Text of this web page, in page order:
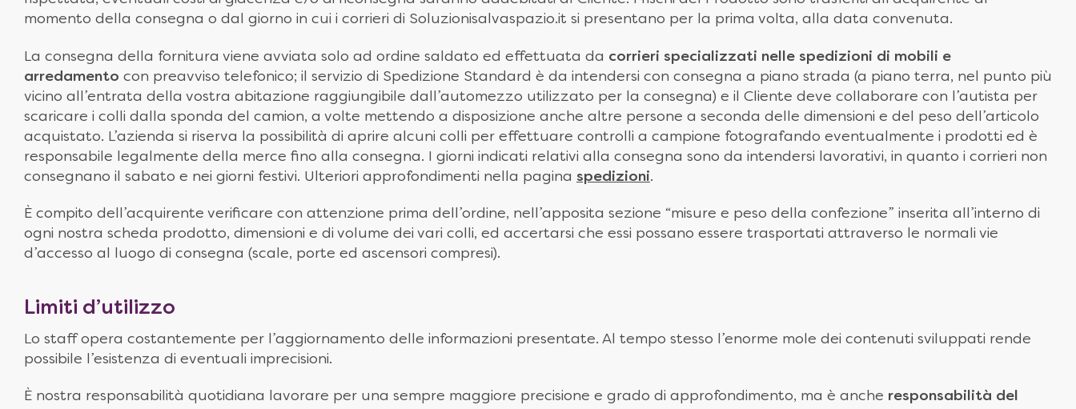
momento della consegna o dal giorno in cui i corrieri di Soluzionisalvaspazio.it si presentano per la prima volta, alla data convenuta.
La consegna della fornitura viene avviata solo ad ordine saldato ed effettuata da corrieri specializzati nelle spedizioni di mobili e
arredamento con preavviso telefonico; il servizio di Spedizione Standard è da intendersi con consegna a piano strada (a piano terra, nel punto più
vicino all’entrata della vostra abitazione raggiungibile dall’automezzo utilizzato per la consegna) e il Cliente deve collaborare con l’autista per
scaricare i colli dalla sponda del camion, a volte mettendo a disposizione anche altre persone a seconda delle dimensioni e del peso dell’articolo
acquistato. L’azienda si riserva la possibilità di aprire alcuni colli per effettuare controlli a campione fotografando eventualmente i prodotti ed è
responsabile legalmente della merce fino alla consegna. I giorni indicati relativi alla consegna sono da intendersi lavorativi, in quanto i corrieri non
consegnano il sabato e nei giorni festivi. Ulteriori approfondimenti nella pagina spedizioni.
È compito dell’acquirente verificare con attenzione prima dell’ordine, nell’apposita sezione “misure e peso della confezione” inserita all’interno di
ogni nostra scheda prodotto, dimensioni e di volume dei vari colli, ed accertarsi che essi possano essere trasportati attraverso le normali vie
d’accesso al luogo di consegna (scale, porte ed ascensori compresi).
Limiti d’utilizzo
Lo staff opera costantemente per l’aggiornamento delle informazioni presentate. Al tempo stesso l’enorme mole dei contenuti sviluppati rende
possibile l’esistenza di eventuali imprecisioni.
È nostra responsabilità quotidiana lavorare per una sempre maggiore precisione e grado di approfondimento, ma è anche responsabilità del